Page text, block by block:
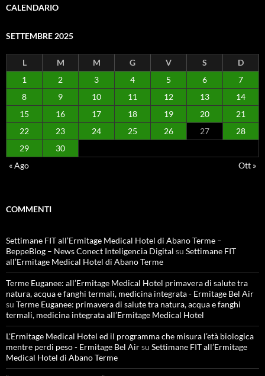
CALENDARIO
SETTEMBRE 2025
L M M G V S
D
1
2 3 4 5 6
7
8
9 10 11 12 13
14
15
16 17 18 19 20
21
22
23 24 25 26 27
28
29
30
« Ago
Ott »
COMMENTI
Settimane FIT all’Ermitage Medical Hotel di Abano Terme –
BeppeBlog – News Conect Inteligencia Digital su Settimane FIT
all’Ermitage Medical Hotel di Abano Terme
Terme Euganee: all’Ermitage Medical Hotel primavera di salute tra
natura, acqua e fanghi termali, medicina integrata - Ermitage Bel Air
su Terme Euganee: primavera di salute tra natura, acqua e fanghi
termali, medicina integrata all’Ermitage Medical Hotel
L'Ermitage Medical Hotel ed il programma che misura l’età biologica
mentre perdi peso - Ermitage Bel Airsu Settimane FIT all’Ermitage
Medical Hotel di Abano Terme